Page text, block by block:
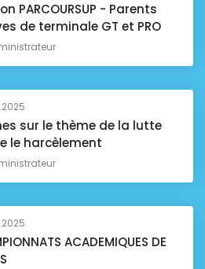
PARCOURSUP - Parents
de terminale GT et PRO
sur le thème de la lutte
le harcèlement
ACADEMIQUES DE